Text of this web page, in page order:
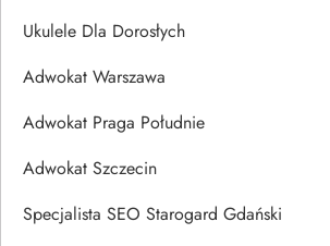
Ukulele Dla Dorosłych
Adwokat Warszawa
Adwokat Praga Południe
Adwokat Szczecin
Specjalista SEO Starogard Gdański